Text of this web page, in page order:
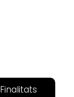
Finalitats